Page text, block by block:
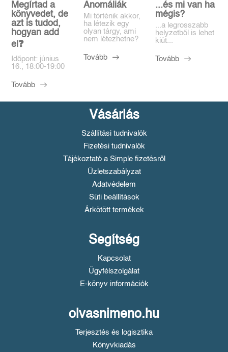
Megírtad a
könyvedet, de
azt is tudod,
hogyan add
el❓️
Időpont: június
16., 18:00-19:00
Tovább
Anomáliák
Mi történik akkor,
ha létezik egy
olyan tárgy, ami
nem létezhetne?
Tovább
...és mi van ha
mégis?
...a legrosszabb
helyzetből is lehet
kiút...
Tovább
Vásárlás
Szállítási tudnivalók
Fizetési tudnivalók
Tájékoztató a Simple fizetésről
Üzletszabályzat
Adatvédelem
Süti beállítások
Árkötött termékek
Segítség
Kapcsolat
Ügyfélszolgálat
E-könyv információk
olvasnimeno.hu
Terjesztés és logisztika
Könyvkiadás